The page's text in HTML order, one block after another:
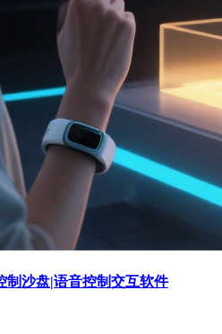
制沙盘|语音控制交互软件